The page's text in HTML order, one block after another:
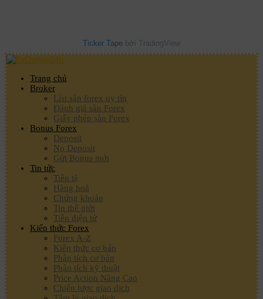
Ticker Tape bởi TradingView
Trang chủ
Broker
List sàn forex uy tín
Đánh giá sàn Forex
Giấy phép sàn Forex
Bonus Forex
Deposit
No Deposit
Gửi Bonus mới
Tin tức
Tiền tệ
Hàng hoá
Chứng khoán
Tin thế giới
Tiền điện tử
Kiến thức Forex
Forex A-Z
Kiến thức cơ bản
Phân tích cơ bản
Phân tích kỹ thuật
Price Action Nâng Cao
Chiến lược giao dịch